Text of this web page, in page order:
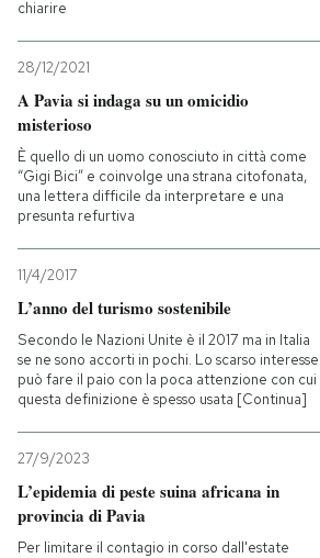
chiarire
28/12/2021
A Pavia si indaga su un omicidio
misterioso
È quello di un uomo conosciuto in città come
“Gigi Bici” e coinvolge una strana citofonata,
una lettera difficile da interpretare e una
presunta refurtiva
11/4/2017
L’anno del turismo sostenibile
Secondo le Nazioni Unite è il 2017 ma in Italia
se ne sono accorti in pochi. Lo scarso interesse
può fare il paio con la poca attenzione con cui
questa definizione è spesso usata [Continua]
27/9/2023
L’epidemia di peste suina africana in
provincia di Pavia
Per limitare il contagio in corso dall'estate